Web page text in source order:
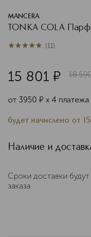
MANCERA
TONKA COLA
4.9из 511 (11)
15 801 ¤ 18
от 3950 ¤ х 4 платежа
будет начислено от
Наличие и
Сроки доставки
заказа